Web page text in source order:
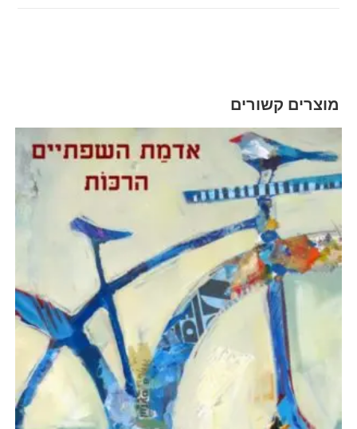
מוצרים קשורים